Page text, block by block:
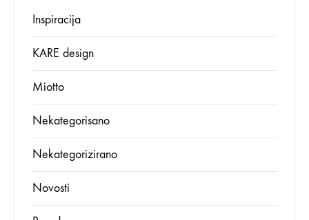
Inspiracija
KARE design
Miotto
Nekategorisano
Nekategorizirano
Novosti